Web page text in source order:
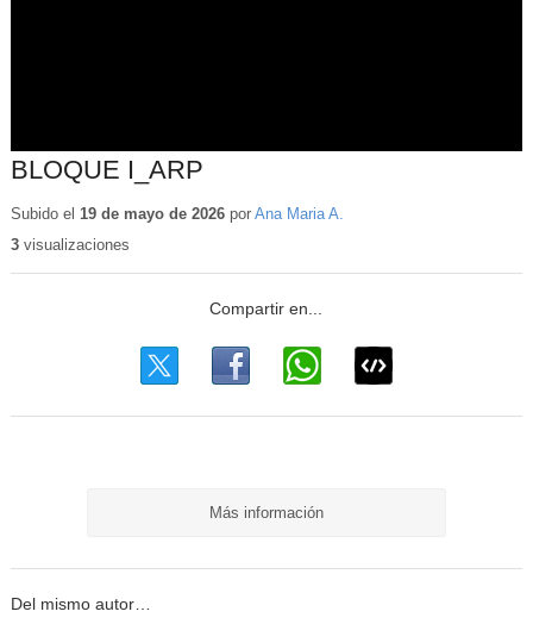
BLOQUE I_ARP
Subido el 19 de mayo de 2026por Ana Maria A.
3visualizaciones
Más información
Del mismo autor…